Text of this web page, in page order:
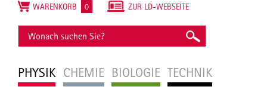
PHYSIK CHEMIE BIOLOGIE TECHNIK
ZUR LD-WEBSEITE
WARENKORB 0